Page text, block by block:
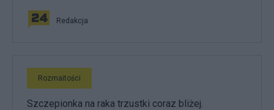
Redakcja
Rozmaitości
Szczepionka na raka trzustki coraz bliżej.